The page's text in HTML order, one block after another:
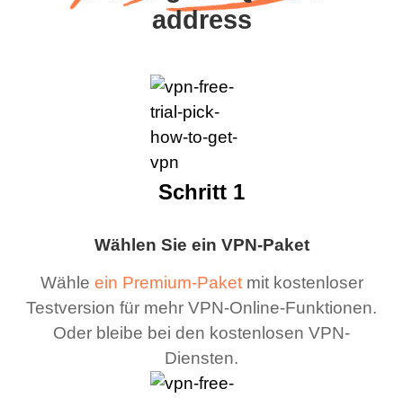
address
Wählen Sie ein VPN-Paket
Wähle ein Premium-Paketmit kostenloser
Testversion für mehr VPN-Online-Funktionen.
Oder bleibe bei den kostenlosen VPN-
Diensten.
Schritt 1